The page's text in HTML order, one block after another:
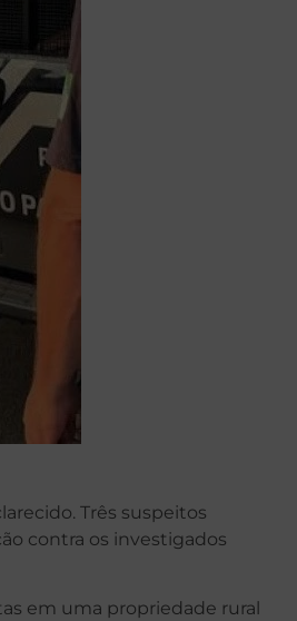
Três suspeitos
contra os investigados
em uma propriedade rural